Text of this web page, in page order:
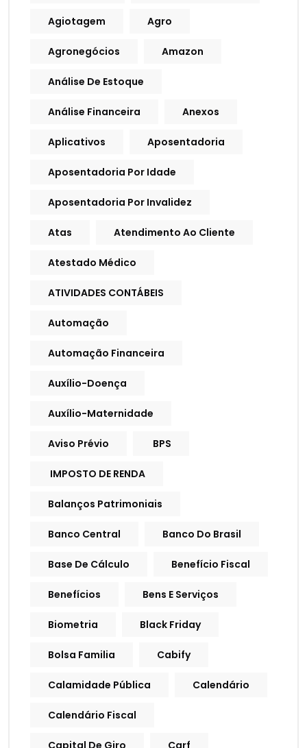
Agiotagem Agro
Agronegócios Amazon
Análise De Estoque
Análise Financeira Anexos
Aplicativos Aposentadoria
Aposentadoria Por Idade
Aposentadoria Por Invalidez
Atas Atendimento Ao Cliente
Atestado Médico
ATIVIDADES CONTÁBEIS
Automação
Automação Financeira
Auxílio-Doença
Auxílio-Maternidade
Aviso Prévio BPS
IMPOSTO DE RENDA
Balanços Patrimoniais
Banco Central Banco Do Brasil
Base De Cálculo Benefício Fiscal
Benefícios Bens E Serviços
Biometria Black Friday
Bolsa Familia Cabify
Calamidade Pública Calendário
Calendário Fiscal